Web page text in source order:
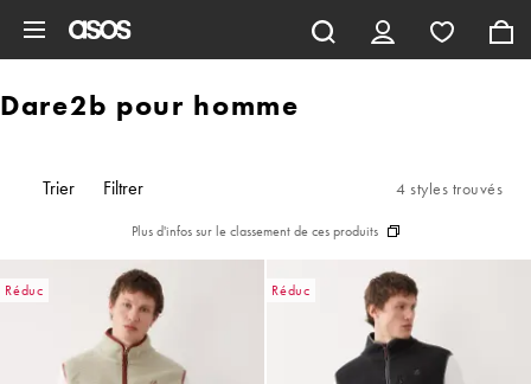
Dare2b pour homme
Trier Filtrer 4 styles trouvés
Plus d'infos sur le classement de ces produits
Réduc Réduc